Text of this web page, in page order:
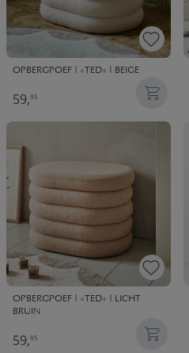
OPBERGPOEF | «TED» | BEIGE
59,95
OPBERGPOEF | «TED» | LICHT
BRUIN
59,95